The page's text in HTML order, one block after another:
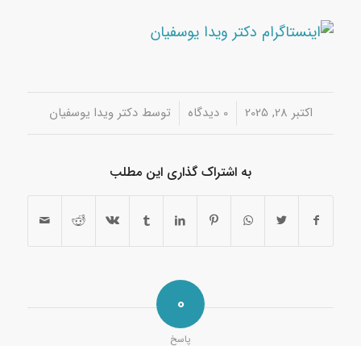
اکتبر 28, 2025 / 0 دیدگاه‌/ توسطدکتر ویدا یوسفیان
به اشتراک گذاری این مطلب
0
پاسخ